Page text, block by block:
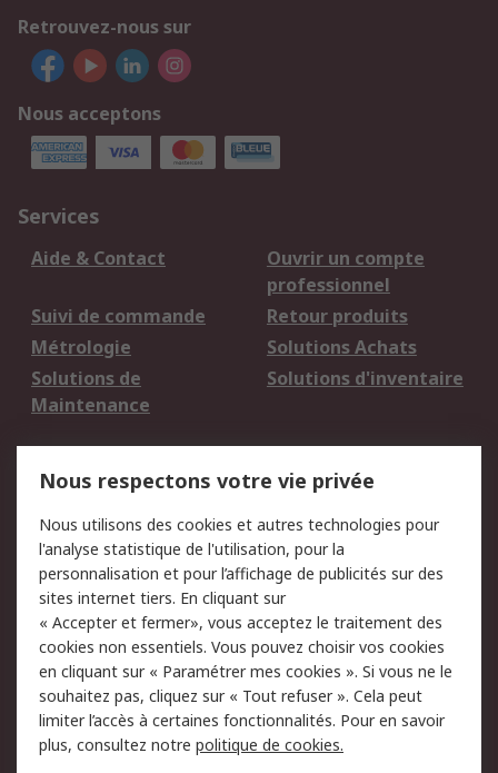
Retrouvez-nous sur
Nous acceptons
Services
Aide & Contact
Ouvrir un compte
professionnel
Suivi de commande
Retour produits
Métrologie
Solutions Achats
Solutions de
Maintenance
Solutions d'inventaire
du site
Politique de protection
des données - Mise à
jour
Sécurité des E-mails
Conditions générales
de vente
Politique anti-
corruption
Campagnes marketing
A propos de RS
Nous respectons votre vie privée
Nous utilisons des cookies et autres technologies pour
l'analyse statistique de l'utilisation, pour la
personnalisation et pour l’affichage de publicités sur des
sites internet tiers. En cliquant sur
« Accepter et fermer», vous acceptez le traitement des
cookies non essentiels. Vous pouvez choisir vos cookies
en cliquant sur « Paramétrer mes cookies ». Si vous ne le
souhaitez pas, cliquez sur « Tout refuser ». Cela peut
limiter l’accès à certaines fonctionnalités. Pour en savoir
plus, consultez notre politique de cookies.